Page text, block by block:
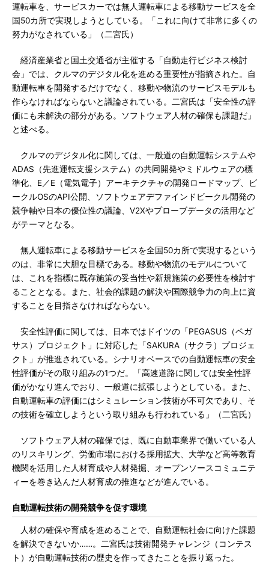
運転車を、サービスカーでは無人運転車による移動サービスを全
国50カ所で実現しようとしている。「これに向けて非常に多くの
努力がなされている」（二宮氏）
経済産業省と国土交通省が主催する「自動走行ビジネス検討
会」では、クルマのデジタル化を進める重要性が指摘された。自
動運転車を開発するだけでなく、移動や物流のサービスモデルも
作らなければならないと議論されている。二宮氏は「安全性の評
価にも未解決の部分がある。ソフトウェア人材の確保も課題だ」
と述べる。
クルマのデジタル化に関しては、一般道の自動運転システムや
ADAS（先進運転支援システム）の共同開発やミドルウェアの標
準化、E／E（電気電子）アーキテクチャの開発ロードマップ、ビ
ークルOSのAPI公開、ソフトウェアデファインドビークル開発の
競争軸や日本の優位性の議論、V2Xやプローブデータの活用など
がテーマとなる。
無人運転車による移動サービスを全国50カ所で実現するという
のは、非常に大胆な目標である。移動や物流のモデルについて
は、これを指標に既存施策の妥当性や新規施策の必要性を検討す
ることとなる。また、社会的課題の解決や国際競争力の向上に資
することを目指さなければならない。
安全性評価に関しては、日本ではドイツの「PEGASUS（ペガ
サス）プロジェクト」に対応した「SAKURA（サクラ）プロジェ
クト」が推進されている。シナリオベースでの自動運転車の安全
性評価がその取り組みの1つだ。「高速道路に関しては安全性評
価がかなり進んでおり、一般道に拡張しようとしている。また、
自動運転車の評価にはシミュレーション技術が不可欠であり、そ
の技術を確立しようという取り組みも行われている」（二宮氏）
ソフトウェア人材の確保では、既に自動車業界で働いている人
のリスキリング、労働市場における採用拡大、大学など高等教育
機関を活用した人材育成や人材発掘、オープンソースコミュニテ
ィーを巻き込んだ人材育成の推進などが進んでいる。
自動運転技術の開発競争を促す環境
人材の確保や育成を進めることで、自動運転社会に向けた課題
を解決できないか……。二宮氏は技術開発チャレンジ（コンテス
ト）が自動運転技術の歴史を作ってきたことを振り返った。